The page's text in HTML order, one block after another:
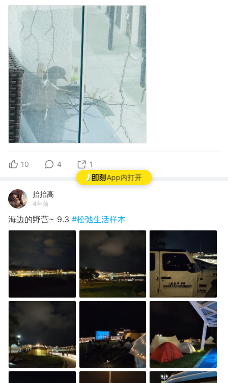
App内打开
10 4 1
抬抬高
4年前
海边的野营~ 9.3 #松弛生活样本